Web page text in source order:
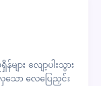
ျား လျော့ပါးသွား
ော လေပြေညှင်း